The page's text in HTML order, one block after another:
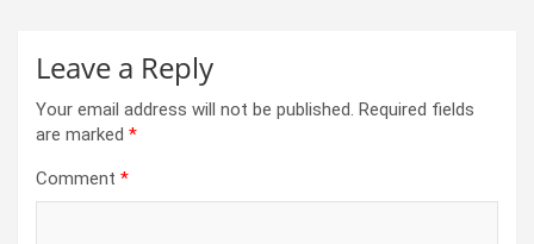
Leave a Reply
Your email address will not be published. Required fields
are marked *
Comment *